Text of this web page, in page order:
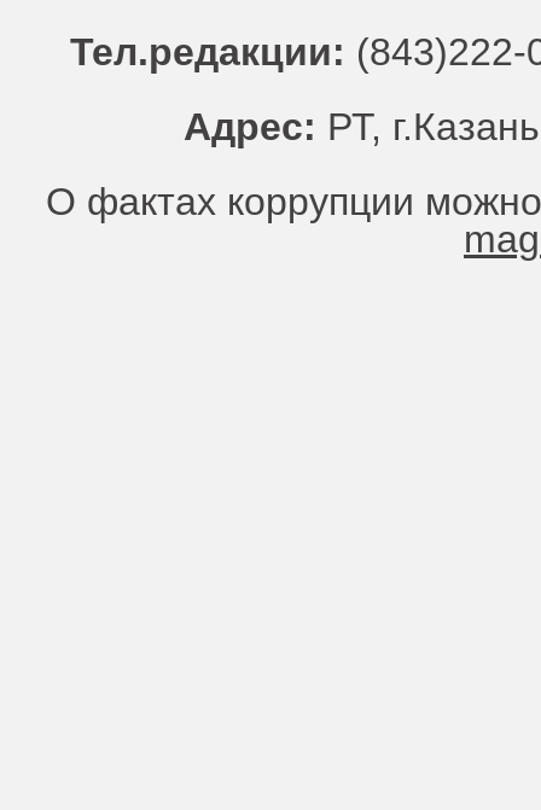
Тел.редакции:
Адрес: РТ,
О фактах коррупции